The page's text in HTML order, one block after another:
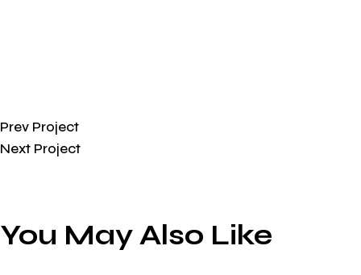
Prev Project
Next Project
You May Also Like